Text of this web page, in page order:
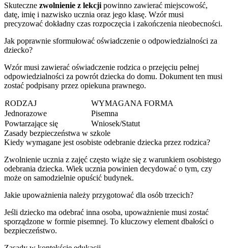
Skuteczne zwolnienie z lekcji powinno zawierać miejscowość,
datę, imię i nazwisko ucznia oraz jego klasę. Wzór musi
precyzować dokładny czas rozpoczęcia i zakończenia nieobecności.
Jak poprawnie sformułować oświadczenie o odpowiedzialności za
dziecko?
Wzór musi zawierać oświadczenie rodzica o przejęciu pełnej
odpowiedzialności za powrót dziecka do domu. Dokument ten musi
zostać podpisany przez opiekuna prawnego.
RODZAJ
WYMAGANA FORMA
Jednorazowe
Pisemna
Powtarzające się
Wniosek/Statut
Zasady bezpieczeństwa w szkole
Kiedy wymagane jest osobiste odebranie dziecka przez rodzica?
Zwolnienie ucznia z zajęć często wiąże się z warunkiem osobistego
odebrania dziecka. Wiek ucznia powinien decydować o tym, czy
może on samodzielnie opuścić budynek.
Jakie upoważnienia należy przygotować dla osób trzecich?
Jeśli dziecko ma odebrać inna osoba, upoważnienie musi zostać
sporządzone w formie pisemnej. To kluczowy element dbałości o
bezpieczeństwo.